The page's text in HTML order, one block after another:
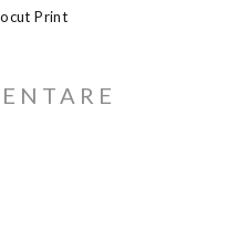
Print